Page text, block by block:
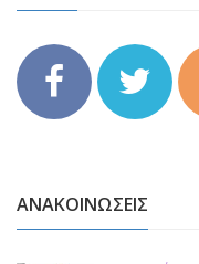
ΑΝΑΚΟΙΝΩΣΕΙΣ